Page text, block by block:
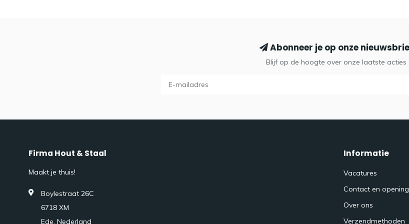
Abonneer je op onze
Blijf op de hoogte over onze laatste acties
Firma Hout & Staal
Maakt je thuis!
Boylestraat 26C
6718 XM
Ede, Nederland
Informatie
Vacatures
Contact en
Over ons
Verzendmethoden